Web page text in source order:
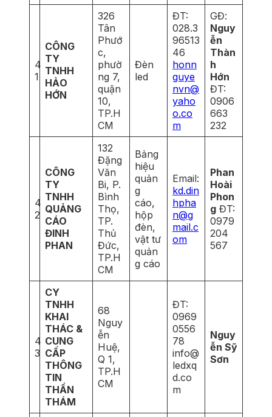
4
1
CÔNG
TY
TNHH
HẢO
HỚN
326
Tân
Phướ
c,
phườ
ng 7,
quận
10,
TP.H
CM
Đèn
led
ĐT:
028.3
96513
46
honn
guye
nvn@
yaho
o.co
m
GĐ:
Nguy
ễn
Thàn
h
Hớn
ĐT:
0906
663
232
4
2
CÔNG
TY
TNHH
QUẢNG
CÁO
ĐINH
PHAN
132
Đặng
Văn
Bi, P.
Bình
Thọ,
TP.
Thủ
Đức,
TP.H
CM
Bảng
hiệu
quản
g
cáo,
hộp
đèn,
vật tư
quản
g cáo
Email:
kd.din
hpha
n@g
mail.c
om
Phan
Hoài
Phon
g ĐT:
0979
204
567
4
3
CY
TNHH
KHAI
THÁC &
CUNG
CẤP
THÔNG
TIN
THẦN
THÁM
68
Nguy
ễn
Huệ,
Q 1,
TP.H
CM
ĐT:
0969
0556
78
info@
ledxq
d.co
m
Nguy
ễn Sỹ
Sơn